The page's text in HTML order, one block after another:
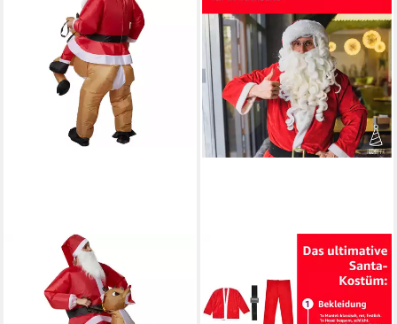
DRESSFORFUN
Weihnachtsmann/Aufblasanzug,
in der Farbe rot, Gr.
Kostüm 8 in 1 Set Santa Claus
- Weihnachtsmannkostüm &
Nikolauskostüm